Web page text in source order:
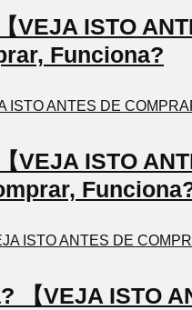
ISTO
Funciona?
VEJA ISTO
【VEJA ISTO